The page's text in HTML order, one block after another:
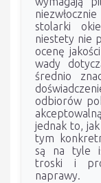
stolarki
niestety nie
ocenę
wady
średnio
odbiorów
jednak to,
tym
są na tyle
troski i
naprawy.